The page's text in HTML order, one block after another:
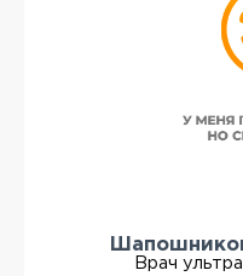
Врач